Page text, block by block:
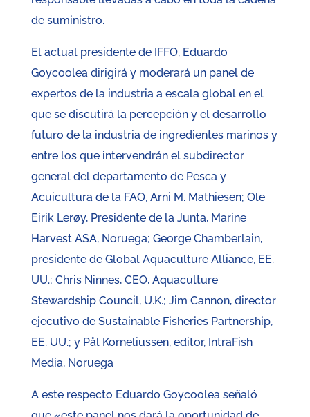
de suministro.
El actual presidente de IFFO, Eduardo
Goycoolea dirigirá y moderará un panel de
expertos de la industria a escala global en el
que se discutirá la percepción y el desarrollo
futuro de la industria de ingredientes marinos y
entre los que intervendrán el subdirector
general del departamento de Pesca y
Acuicultura de la FAO, Arni M. Mathiesen; Ole
Eirik Lerøy, Presidente de la Junta, Marine
Harvest ASA, Noruega; George Chamberlain,
presidente de Global Aquaculture Alliance, EE.
UU.; Chris Ninnes, CEO, Aquaculture
Stewardship Council, U.K.; Jim Cannon, director
ejecutivo de Sustainable Fisheries Partnership,
EE. UU.; y Pål Korneliussen, editor, IntraFish
Media, Noruega
A este respecto Eduardo Goycoolea señaló